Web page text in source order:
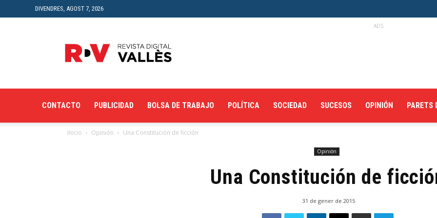
DIVENDRES, AGOST 7, 2026
Digital
del
ADS
CONTACTO PUBLICIDAD BOLSA DE TRABAJO POLÍTICA SOCIEDAD SUCESOS OPINIÓN PARETS
Inicio Opinión Una Constitución de ficción
Opinión
Una Constitución de
31 de gener de 2015